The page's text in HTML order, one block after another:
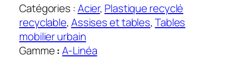
Catégories : Acier, Plastique recyclé
recyclable, Assises et tables, Tables
mobilier urbain
Gamme : A-Linéa